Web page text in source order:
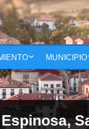
MUNICIPIO